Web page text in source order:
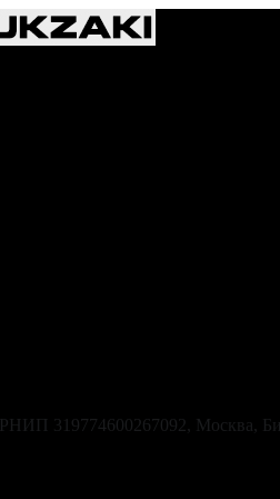
319774600267092, Москва,